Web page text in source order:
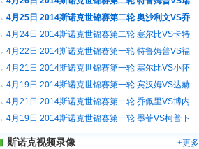
恩戴下载
4月25日 2014斯诺克世锦赛第二轮 奥沙利文VS乔
佩里下载
4月24日 2014斯诺克世锦赛第二轮 塞尔比VS卡特
下载
4月22日 2014斯诺克世锦赛第一轮 特鲁姆普VS福
德下载
4月21日 2014斯诺克世锦赛第一轮 塞尔比VS小怀
特下载
4月19日 2014斯诺克世锦赛第一轮 宾汉姆VS达赫
迪下载
4月21日 2014斯诺克世锦赛第一轮 乔佩里VS博内
特下载
4月19日 2014斯诺克世锦赛第一轮 墨菲VS柯普下
载
斯诺克视频录像
+更多